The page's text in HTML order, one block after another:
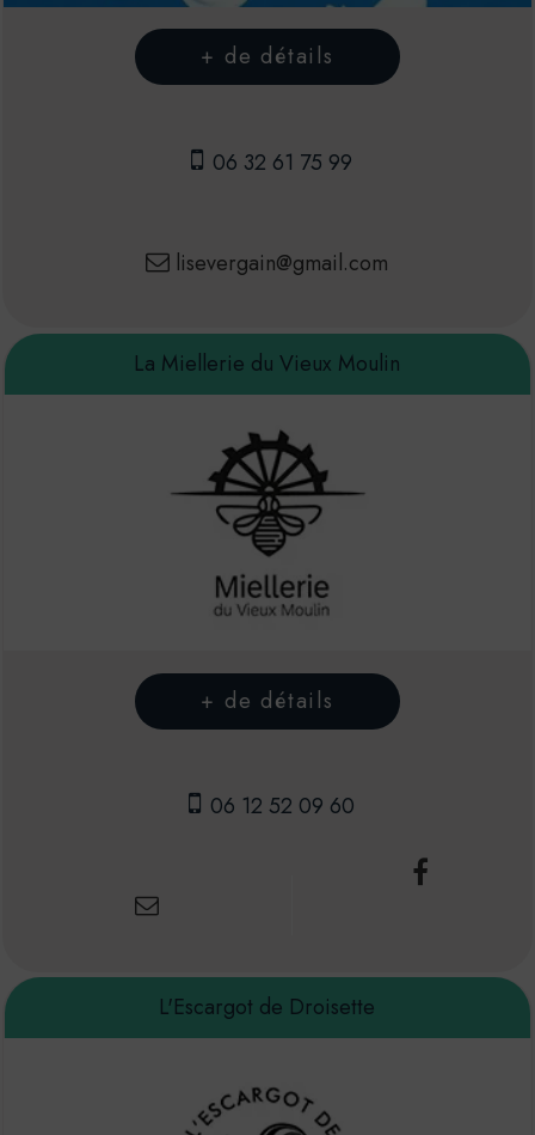
06 32 61 75 99
lisevergain@gmail.com
La Miellerie du Vieux Moulin
06 12 52 09 60
L'Escargot de Droisette